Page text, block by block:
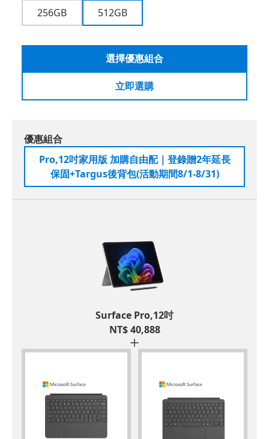
256GB 512GB
選擇優惠組合
立即選購
優惠組合
Pro,12吋家用版 加購自由配｜登錄贈2年延長
保固+Targus後背包(活動期間8/1-8/31)
Surface Pro,12吋
NT$40,888